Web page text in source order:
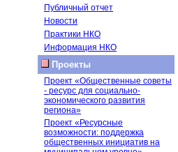
Публичный отчет
Новости
Практики НКО
Информация НКО
Проекты
Проект «Общественные советы
- ресурс для социально-
экономического развития
региона»
Проект «Ресурсные
возможности: поддержка
общественных инициатив на